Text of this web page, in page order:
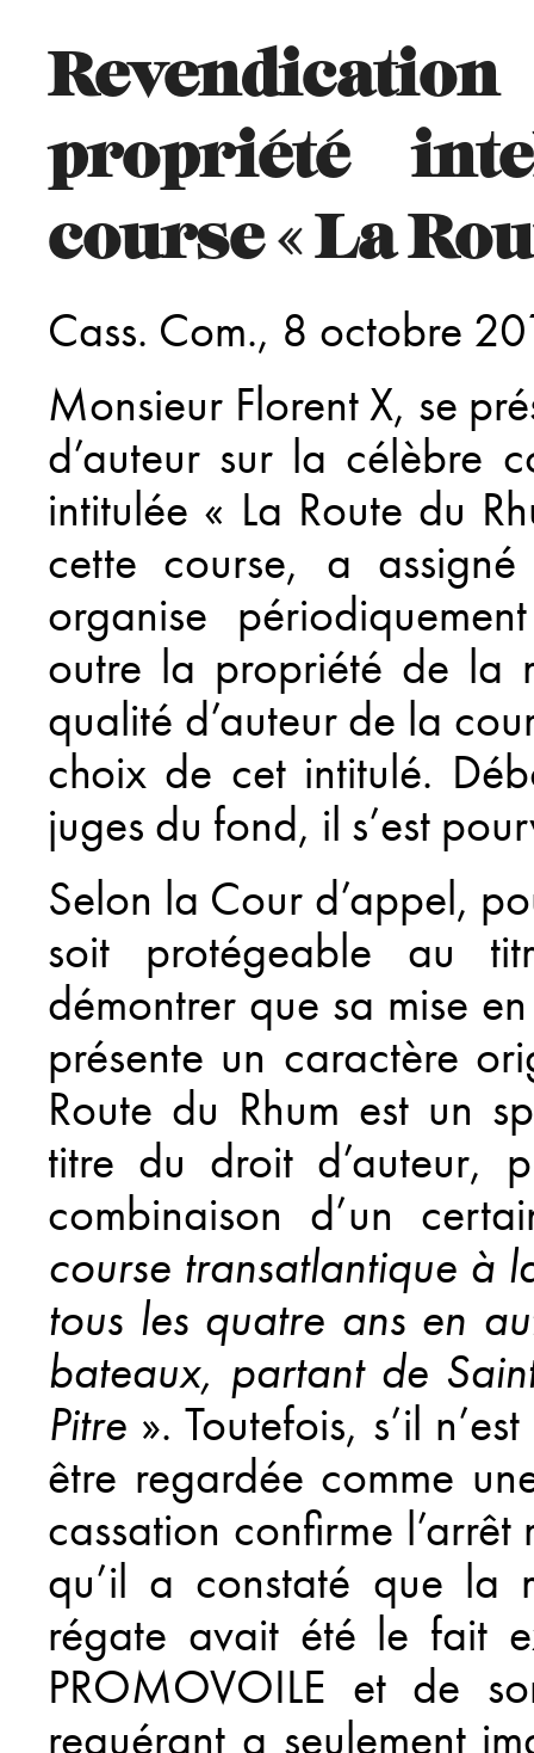
propriété
course « La
Cass. Com., 8 octobre
Monsieur Florent X, se
d’auteur sur la célèbre
intitulée « La Route du
cette course, a
organise
outre la propriété de la
qualité d’auteur de la
choix de cet intitulé.
juges du fond, il s’est
Selon la Cour d’appel,
soit protégeable au
démontrer que sa mise
présente un caractère
Route du Rhum est un
titre du droit d’auteur,
combinaison d’un
course transatlantique à
tous les quatre ans en
bateaux, partant de
Pitre ». Toutefois, s’il
être regardée comme
cassation confirme
qu’il a constaté que
régate avait été le fait
PROMOVOILE et de
requérant a seulement